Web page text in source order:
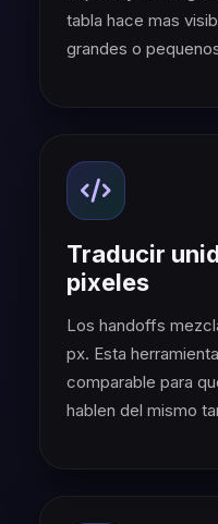
tabla hace mas
grandes o
Traducir
pixeles
Los handoffs
px. Esta
comparable para
hablen del mismo